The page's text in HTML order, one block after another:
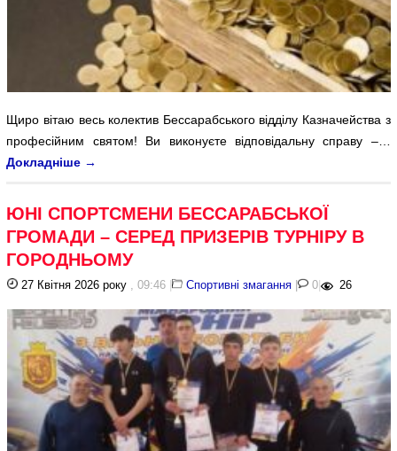
Щиро вітаю весь колектив Бессарабського відділу Казначейства з
професійним святом! Ви виконуєте відповідальну справу –…
Докладніше →
ЮНІ СПОРТСМЕНИ БЕССАРАБСЬКОЇ
ГРОМАДИ – СЕРЕД ПРИЗЕРІВ ТУРНІРУ В
ГОРОДНЬОМУ
27 Квітня 2026 року , 09:46 | Спортивні змагання | 0 | 26